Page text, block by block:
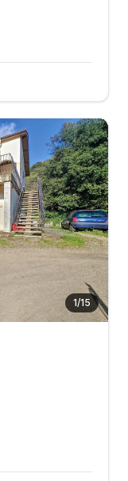
1/15